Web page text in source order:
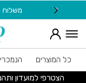
Skip to Content משלוח
כל המוצרים
הצטרפי למועדון
בחזרה למעלה